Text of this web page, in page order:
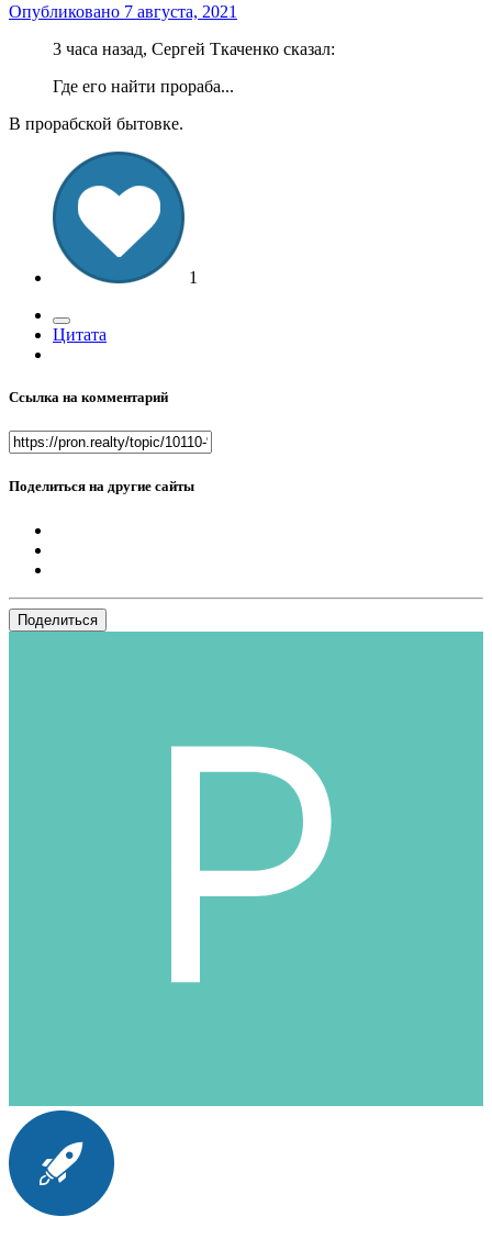
Опубликовано 7 августа, 2021
3 часа назад, Сергей Ткаченко сказал:
Где его найти прораба...
В прорабской бытовке.
1
Цитата
Ссылка на комментарий
Поделиться на другие сайты
Поделиться